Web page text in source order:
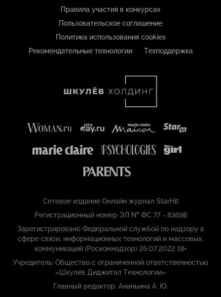
Правила участия в конкурсах
Пользовательское соглашение
Политика использования cookies
Рекомендательные технологии
Техподдержка
Сетевое издание Онлайн журнал StarHit
Регистрационный номер ЭЛ № ФС 77 - 83698
Зарегистрировано Федеральной службой по надзору в
сфере связи, информационных технологий и массовых,
коммуникаций (Роскомнадзор) 26.07.2022 18+
Учредитель: Общество с ограниченной ответственностью
«Шкулёв Диджитал Технологии»
Главный редактор: Ананьина А. Ю.